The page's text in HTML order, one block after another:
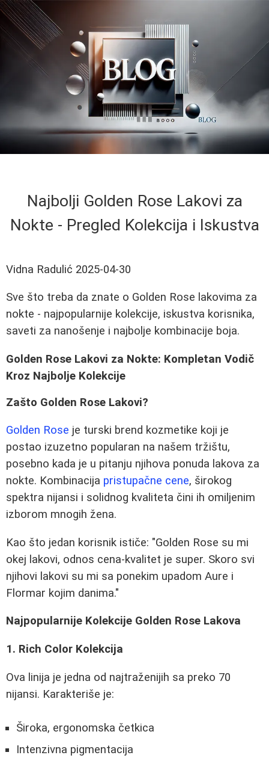
Najbolji Golden Rose Lakovi za
Nokte - Pregled Kolekcija i Iskustva
Vidna Radulić 2025-04-30
Sve što treba da znate o Golden Rose lakovima za
nokte - najpopularnije kolekcije, iskustva korisnika,
saveti za nanošenje i najbolje kombinacije boja.
Golden Rose Lakovi za Nokte: Kompletan Vodič
Kroz Najbolje Kolekcije
Zašto Golden Rose Lakovi?
Golden Rose je turski brend kozmetike koji je
postao izuzetno popularan na našem tržištu,
posebno kada je u pitanju njihova ponuda lakova za
nokte. Kombinacija pristupačne cene, širokog
spektra nijansi i solidnog kvaliteta čini ih omiljenim
izborom mnogih žena.
Kao što jedan korisnik ističe: "Golden Rose su mi
okej lakovi, odnos cena-kvalitet je super. Skoro svi
njihovi lakovi su mi sa ponekim upadom Aure i
Flormar kojim danima."
Najpopularnije Kolekcije Golden Rose Lakova
1. Rich Color Kolekcija
Ova linija je jedna od najtraženijih sa preko 70
nijansi. Karakteriše je:
Široka, ergonomska četkica
Intenzivna pigmentacija